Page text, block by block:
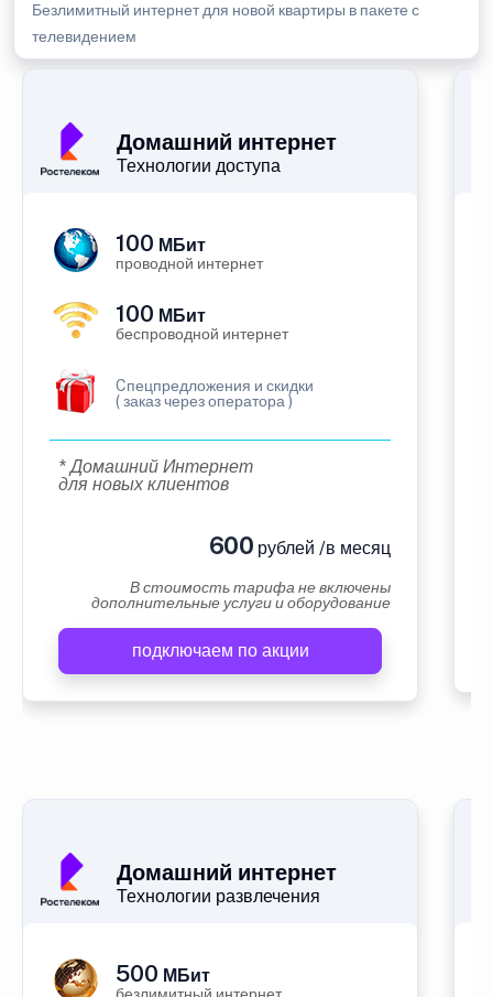
Безлимитный интернет для новой квартиры в пакете с
телевидением
Домашний интернет
Технологии доступа
100 МБит
проводной интернет
100 МБит
беспроводной интернет
Cпецпредложения и скидки
( заказ через оператора )
* Домашний Интернет
для новых клиентов
600 рублей /в месяц
В стоимость тарифа не включены
дополнительные услуги и оборудование
подключаем по акции
Домашний интернет
Технологии развлечения
500 МБит